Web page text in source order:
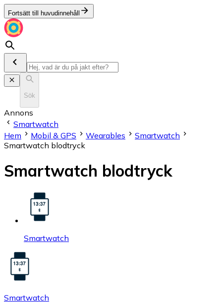
Fortsätt till huvudinnehåll
Sök
Annons
Smartwatch
Hem
Mobil & GPS Wearables
Smartwatch
Smartwatch blodtryck
Smartwatch blodtryck
Smartwatch
Smartwatch